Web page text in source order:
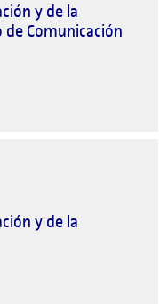
y de la
Comunicación
y de la